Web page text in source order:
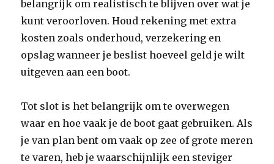
belangrijk om realistisch te blijven over wat je
kunt veroorloven. Houd rekening met extra
kosten zoals onderhoud, verzekering en
opslag wanneer je beslist hoeveel geld je wilt
uitgeven aan een boot.
Tot slot is het belangrijk om te overwegen
waar en hoe vaak je de boot gaat gebruiken. Als
je van plan bent om vaak op zee of grote meren
te varen, heb je waarschijnlijk een steviger